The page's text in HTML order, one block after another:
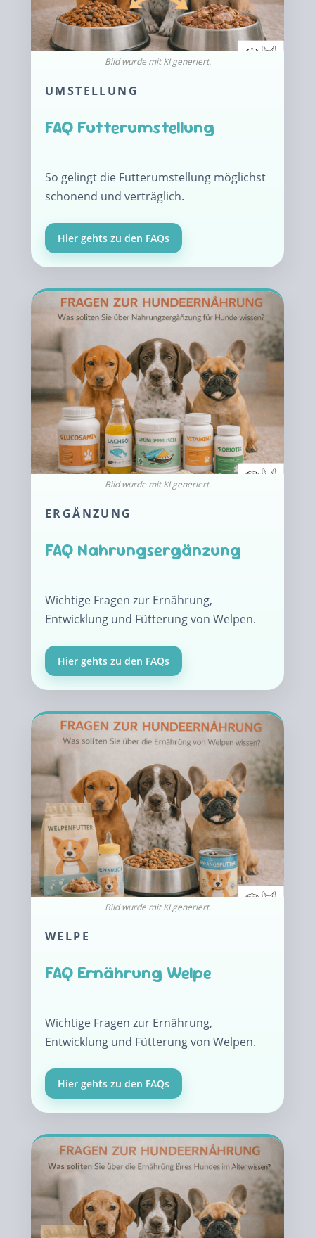
UMSTELLUNG
FAQ Futterumstellung
So gelingt die Futterumstellung möglichst
schonend und verträglich.
Hier gehts zu den FAQs
ERGÄNZUNG
FAQ Nahrungsergänzung
Wichtige Fragen zur Ernährung,
Entwicklung und Fütterung von Welpen.
Hier gehts zu den FAQs
WELPE
FAQ Ernährung Welpe
Wichtige Fragen zur Ernährung,
Entwicklung und Fütterung von Welpen.
Hier gehts zu den FAQs